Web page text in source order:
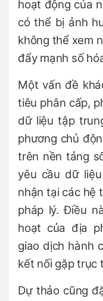
hoạt động của
có thể bị ảnh
không thể xem
đẩy mạnh số
Một vấn đề
tiêu phân cấp,
dữ liệu tập
phương chủ
trên nền tảng
yêu cầu dữ
nhận tại các hệ
pháp lý. Điều
hoạt của địa
giao dịch hành
kết nối gặp trục
Dự thảo cũng